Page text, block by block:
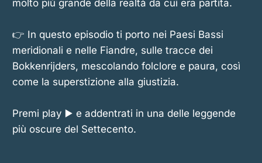
molto più grande della realtà da cui era partita.
👉 In questo episodio ti porto nei Paesi Bassi
meridionali e nelle Fiandre, sulle tracce dei
Bokkenrijders, mescolando folclore e paura, così
come la superstizione alla giustizia.
Premi play ▶️ e addentr­ati in una delle leggende
più oscure del Settecento.